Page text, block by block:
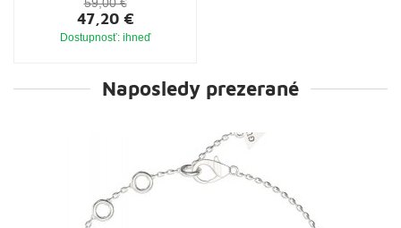
59,00 €
47,20 €
Dostupnosť: ihneď
Naposledy prezerané